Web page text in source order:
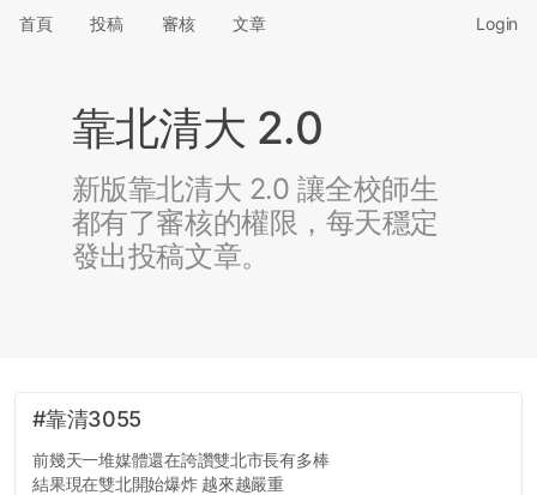
首頁 投稿 審核 文章 Login
靠北清大 2.0
新版靠北清大 2.0 讓全校師生
都有了審核的權限，每天穩定
發出投稿文章。
#靠清3055
前幾天一堆媒體還在誇讚雙北市長有多棒
結果現在雙北開始爆炸 越來越嚴重